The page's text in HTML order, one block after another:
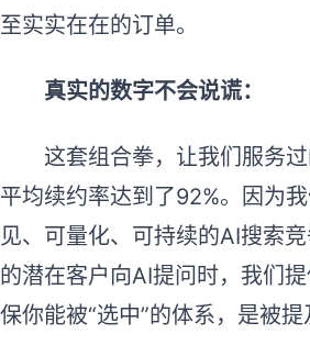
至实实在在的订单。
真实的数字不会说谎：
这套组合拳，让我们服务过
平均续约率达到了92%。因为
见、可量化、可持续的AI搜索
的潜在客户向AI提问时，我们
保你能被“选中”的体系，是被提